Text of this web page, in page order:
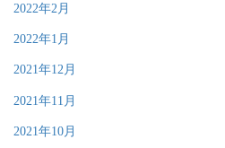
2022年2月
2022年1月
2021年12月
2021年11月
2021年10月